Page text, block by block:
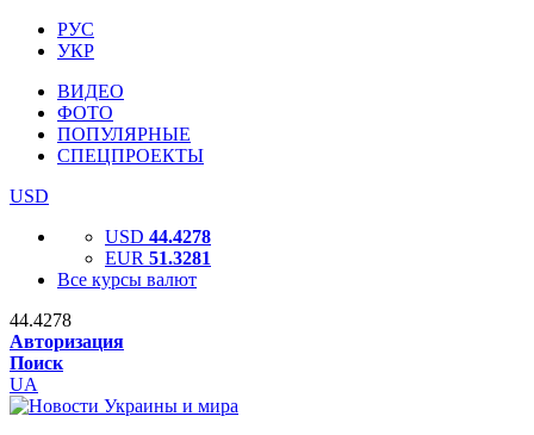
РУС
УКР
ВИДЕО
ФОТО
ПОПУЛЯРНЫЕ
СПЕЦПРОЕКТЫ
USD
USD 44.4278
EUR 51.3281
Все курсы валют
44.4278
Авторизация
Поиск
UA